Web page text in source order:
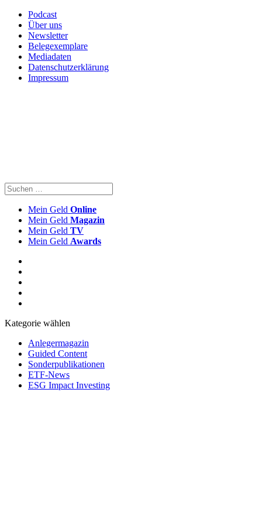
Podcast
Über uns
Newsletter
Belegexemplare
Mediadaten
Datenschutzerklärung
Impressum
Mein Geld Online
Mein Geld Magazin
Mein Geld TV
Mein Geld Awards
Kategorie wählen
Anlegermagazin
Guided Content
Sonderpublikationen
ETF-News
ESG Impact Investing